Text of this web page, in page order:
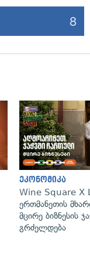
8
ეკონომიკა
Wine Square X
ერთმანეთის
მცირე ბიზნესის
გრძელდება